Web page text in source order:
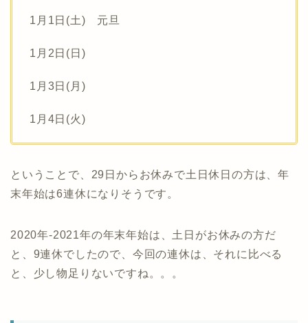
1月1日(土) 元旦
1月2日(日)
1月3日(月)
1月4日(火)
ということで、29日からお休みで土日休日の方は、年
末年始は6連休になりそうです。
2020年-2021年の年末年始は、土日がお休みの方だ
と、9連休でしたので、今回の連休は、それに比べる
と、少し物足りないですね。。。